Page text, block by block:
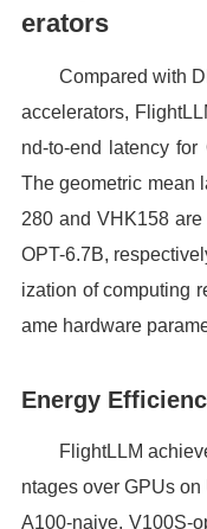
erators
Compared with
accelerators,
nd-to-end latency for
The geometric mean
280 and VHK158
OPT-6.7B,
ization of computing
ame hardware
Energy
FlightLLM
ntages over GPUs
A100-naive, V100S-